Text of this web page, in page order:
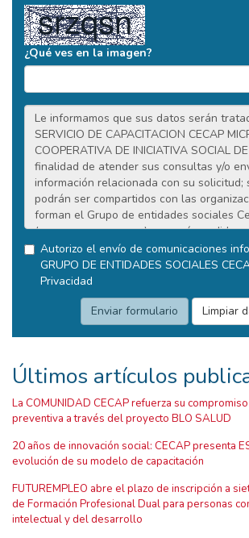
¿Qué ves en la imagen?
Autorizo el envío de comunicaciones
GRUPO DE ENTIDADES SOCIALES
Privacidad
Últimos artículos
La COMUNIDAD CECAP refuerza su
preventiva a través del proyecto BLO SALUD
20 años de innovación social: CECAP presenta
evolución de su modelo de capacitación
FUTUREMPLEO abre el plazo de inscripción a
de Formación Profesional Dual para personas
intelectual y del desarrollo